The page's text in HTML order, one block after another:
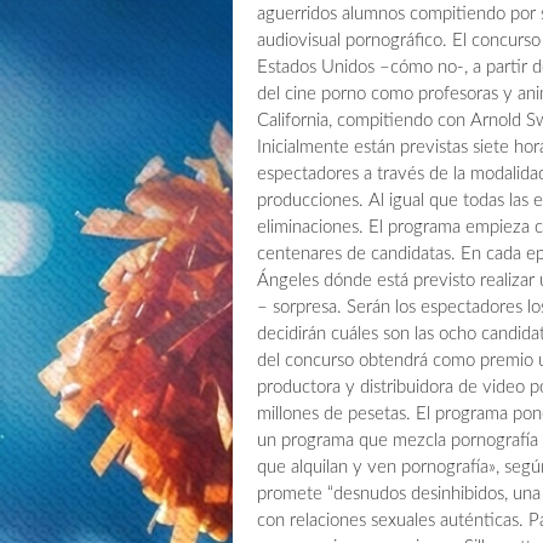
aguerridos alumnos compitiendo por
audiovisual pornográfico. El
Estados Unidos –cómo no-, a partir
del cine porno como profesoras y
California, compitiendo con Arnold
Inicialmente están previstas siete
espectadores a través de la
producciones. Al igual que todas las
eliminaciones. El programa empieza
centenares de candidatas. En cada
Ángeles dónde está previsto realizar
– sorpresa. Serán los espectadores
decidirán cuáles son las ocho
del concurso obtendrá como premio
productora y distribuidora de video
millones de pesetas. El programa
un programa que mezcla
que alquilan y ven pornografía»,
promete “desnudos desinhibidos,
con relaciones sexuales auténticas.